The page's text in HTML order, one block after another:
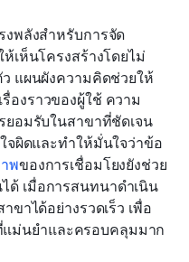
งพลังสำหรับการจัด
เห็นโครงสร้างโดยไม่
แผนผังความคิดช่วยให้
งราวของผู้ใช้ ความ
อมรับในสาขาที่ชัดเจน
จผิดและทำให้มั่นใจว่าข้อ
พของการเชื่อมโยงยังช่วย
ด้ เมื่อการสนทนาดำเนิน
าได้อย่างรวดเร็ว เพื่อ
ม่นยำและครอบคลุมมาก